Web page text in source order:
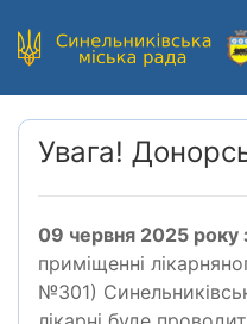
Увага!
09 червня 2025
приміщенні
№301)